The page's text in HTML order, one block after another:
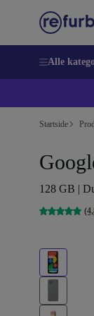
Alle
Startside
128 GB |